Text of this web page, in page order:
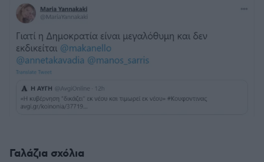
Γαλάζια σχόλια